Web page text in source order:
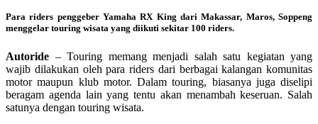
Para riders penggeber Yamaha RX King dari Makassar, Maros, Soppeng
menggelar touring wisata yang diikuti sekitar 100 riders.
Autoride – Touring memang menjadi salah satu kegiatan yang
wajib dilakukan oleh para riders dari berbagai kalangan komunitas
motor maupun klub motor. Dalam touring, biasanya juga diselipi
beragam agenda lain yang tentu akan menambah keseruan. Salah
satunya dengan touring wisata.